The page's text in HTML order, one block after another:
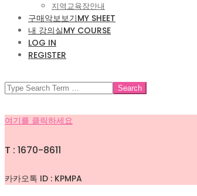
지역교육장안내
구매악보보기MY SHEET
내 강의실MY COURSE
LOG IN
REGISTER
SEARCH
여기를 클릭하세요
T : 1670-8611
카카오톡 ID : KPMPA